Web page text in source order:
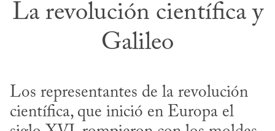
La revolución científica y
Galileo
Los representantes de la revolución
científica, que inició en Europa el